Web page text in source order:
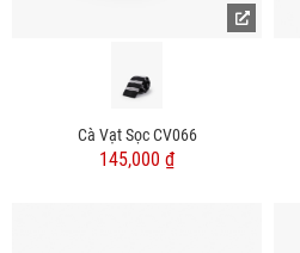
Cà Vạt Sọc CV066
145,000 ₫